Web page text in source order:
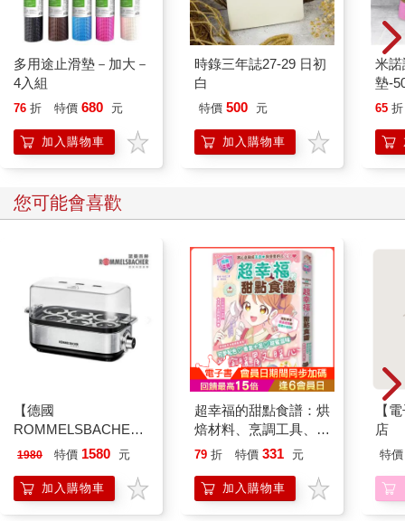
協助鞏固企業地位，對抗競爭對手。
每年都會發表全球頂級品牌的資訊。這項排名證實了建立和管理
頂級品牌對企業價值的貢獻。品牌知名度是指消費者辨識出特定
品牌，並將它與相關商品和服務連結起來的能力。如果消費者認
識這個品牌，就能夠辨識它的類別和特徵，並與它產生情感連
結。
強大的品牌行銷也能產生品牌延伸（brand extension）的機會，
就是將其他商品加到該品牌的系列商品中。例如，高露潔最著名
的產品是牙膏，但現在他們也用相同的品牌名稱推出漱口水和牙
題。
多用途止滑墊－加大－
4入組
76 折 特價 680 元
加入購物車
時錄三年誌27-29 日初
白
特價 500 元
加入購物車
米
墊-
65 折
您可能會喜歡
【德國
ROMMELSBACHE諾
曼百赫】多功能煮蛋
ER600/ER-600
1980 特價 1580 元
加入購物車
超幸福的甜點食譜：烘
焙材料、烹調工具、可
愛配色【閃亮女孩6】
79 折 特價 331 元
加入購物車
【
店
特價